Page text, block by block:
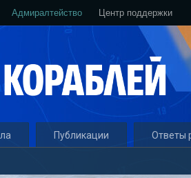
Адмиралтейство Центр поддержки
Публикации Ответы